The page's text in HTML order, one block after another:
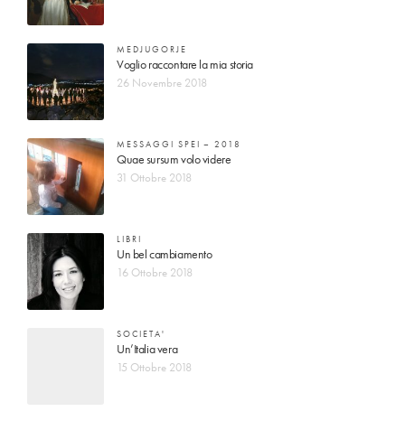
MEDJUGORJE
Voglio raccontare la mia storia
26 Novembre 2018
MESSAGGI SPEI – 2018
Quae sursum volo videre
31 Ottobre 2018
LIBRI
Un bel cambiamento
16 Ottobre 2018
SOCIETA'
Un’Italia vera
15 Ottobre 2018